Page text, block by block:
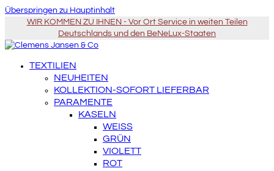
Überspringen zu Hauptinhalt
WIR KOMMEN ZU IHNEN - Vor Ort Service in weiten Teilen
Deutschlands und den BeNeLux-Staaten
TEXTILIEN
NEUHEITEN
KOLLEKTION-SOFORT LIEFERBAR
PARAMENTE
KASELN
WEISS
GRÜN
VIOLETT
ROT